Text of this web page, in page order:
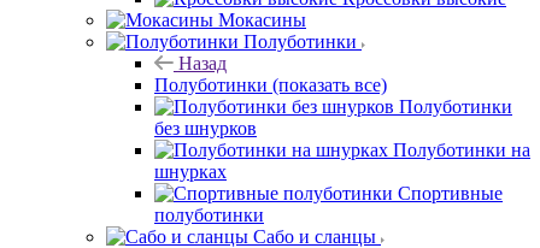
Мокасины
Полуботинки
Назад
Полуботинки (показать все)
Полуботинки
без шнурков
Полуботинки на
шнурках
Спортивные
полуботинки
Сабо и сланцы